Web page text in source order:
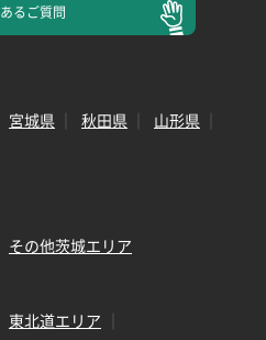
るご質問
宮城県 秋田県
山形県
その他茨城エリア
東北道エリア